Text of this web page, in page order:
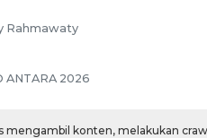
Rahmawaty
ANTARA 2026
mengambil konten, melakukan